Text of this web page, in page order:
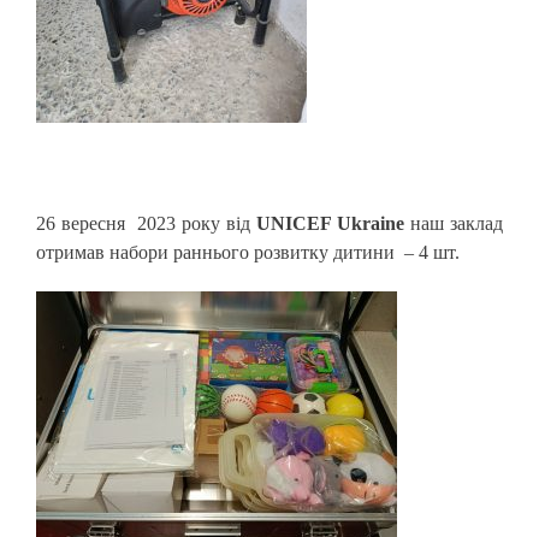
26 вересня 2023 року від UNICEF Ukraine наш заклад
отримав набори раннього розвитку дитини – 4 шт.